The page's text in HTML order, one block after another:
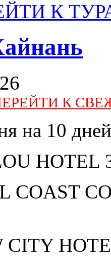
К
К
на 10 дней
HOTEL
COAST